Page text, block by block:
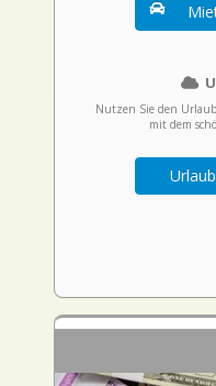
Nutzen Sie den
mit dem